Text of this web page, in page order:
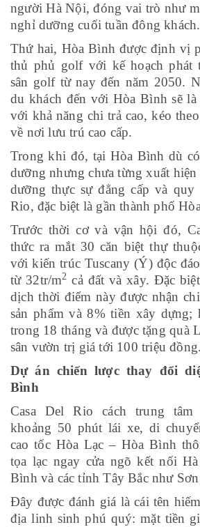
người Hà Nội, đóng vai trò như
nghỉ dưỡng cuối tuần đông khách.
Thứ hai, Hòa Bình được định vị
thủ phủ golf với kế hoạch phát
sân golf từ nay đến năm 2050.
du khách đến với Hòa Bình sẽ là
với khả năng chi trả cao, kéo
về nơi lưu trú cao cấp.
Trong khi đó, tại Hòa Bình dù
dưỡng nhưng chưa từng xuất
dưỡng thực sự đẳng cấp và quy
Rio, đặc biệt là gần thành phố
Trước thời cơ và vận hội đó,
thức ra mắt 30 căn biệt thự
với kiến trúc Tuscany (Ý) độc
từ 32tr/m2 cả đất và xây. Đặc
dịch thời điểm này được nhận
sản phẩm và 8% tiền xây dựng;
trong 18 tháng và được tặng quà
sân vườn trị giá tới 100 triệu đồng.
Dự án chiến lược thay đổi
Bình
Casa Del Rio cách trung
khoảng 50 phút lái xe, di
cao tốc Hòa Lạc – Hòa Bình
tọa lạc ngay cửa ngõ kết nối
Bình và các tỉnh Tây Bắc như
Đây được đánh giá là cái tên
địa linh sinh phú quý: mặt tiền